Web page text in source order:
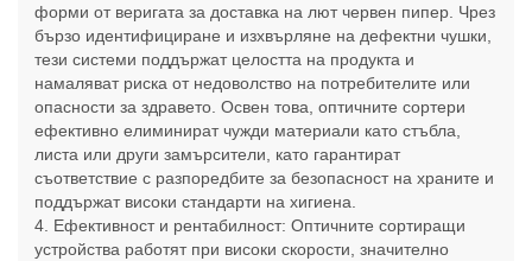
форми от веригата за доставка на лют червен пипер. Чрез
бързо идентифициране и изхвърляне на дефектни чушки,
тези системи поддържат целостта на продукта и
намаляват риска от недоволство на потребителите или
опасности за здравето. Освен това, оптичните сортери
ефективно елиминират чужди материали като стъбла,
листа или други замърсители, като гарантират
съответствие с разпоредбите за безопасност на храните и
поддържат високи стандарти на хигиена.
4. Ефективност и рентабилност: Оптичните сортиращи
устройства работят при високи скорости, значително